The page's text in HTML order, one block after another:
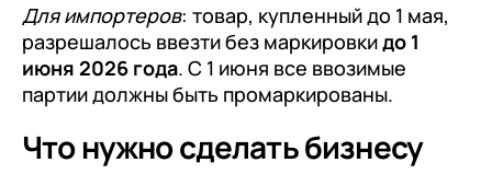
Для импортеров: товар, купленный до 1 мая,
разрешалось ввезти без маркировкидо 1
июня 2026 года. С 1 июня все ввозимые
партии должны быть промаркированы.
Что нужно сделать бизнесу